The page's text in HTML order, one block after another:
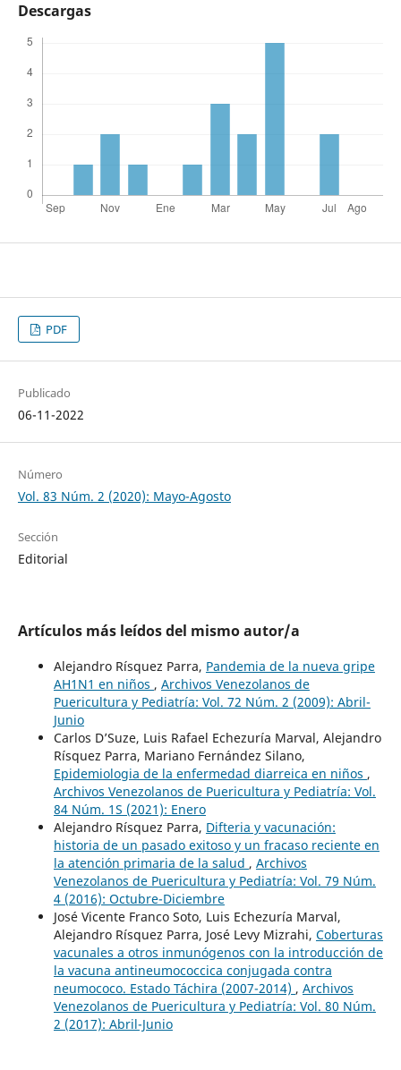
Descargas
PDF
Publicado
06-11-2022
Número
Vol. 83 Núm. 2 (2020): Mayo-Agosto
Sección
Editorial
Artículos más leídos del mismo autor/a
Alejandro Rísquez Parra, Pandemia de la nueva gripe
AH1N1 en niños , Archivos Venezolanos de
Puericultura y Pediatría: Vol. 72 Núm. 2 (2009): Abril-
Junio
Carlos D’Suze, Luis Rafael Echezuría Marval, Alejandro
Rísquez Parra, Mariano Fernández Silano,
Epidemiologia de la enfermedad diarreica en niños ,
Archivos Venezolanos de Puericultura y Pediatría: Vol.
84 Núm. 1S (2021): Enero
Alejandro Rísquez Parra, Difteria y vacunación:
historia de un pasado exitoso y un fracaso reciente en
la atención primaria de la salud , Archivos
Venezolanos de Puericultura y Pediatría: Vol. 79 Núm.
4 (2016): Octubre-Diciembre
José Vicente Franco Soto, Luis Echezuría Marval,
Alejandro Rísquez Parra, José Levy Mizrahi, Coberturas
vacunales a otros inmunógenos con la introducción de
la vacuna antineumococcica conjugada contra
neumococo. Estado Táchira (2007-2014) , Archivos
Venezolanos de Puericultura y Pediatría: Vol. 80 Núm.
2 (2017): Abril-Junio